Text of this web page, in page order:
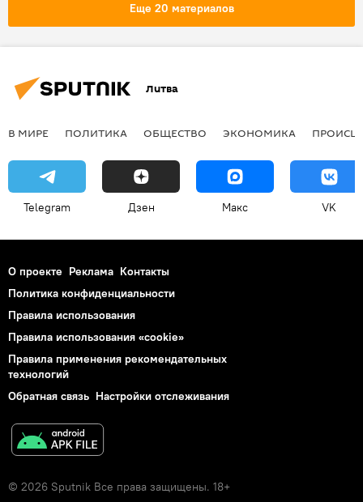
энергетика
Колумнисты "Газпром"
Еще 20 материалов
Литва
В МИРЕ ПОЛИТИКА ОБЩЕСТВО ЭКОНОМИКА
Telegram Дзен Макс VK
О проекте Реклама Контакты
Политика конфиденциальности
Правила использования
Правила использования «cookie»
Правила применения рекомендательных
технологий
Обратная связь Настройки отслеживания
© 2026 Sputnik Все права защищены. 18+